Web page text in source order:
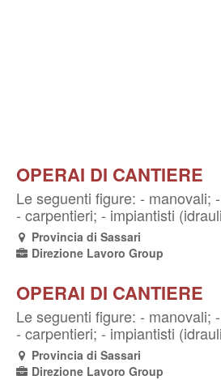
OPERAI DI CANTIERE
Le seguenti figure: - manovali;
- carpentieri; - impiantisti
Provincia di Sassari
Direzione Lavoro Group
OPERAI DI CANTIERE
Le seguenti figure: - manovali;
- carpentieri; - impiantisti
Provincia di Sassari
Direzione Lavoro Group